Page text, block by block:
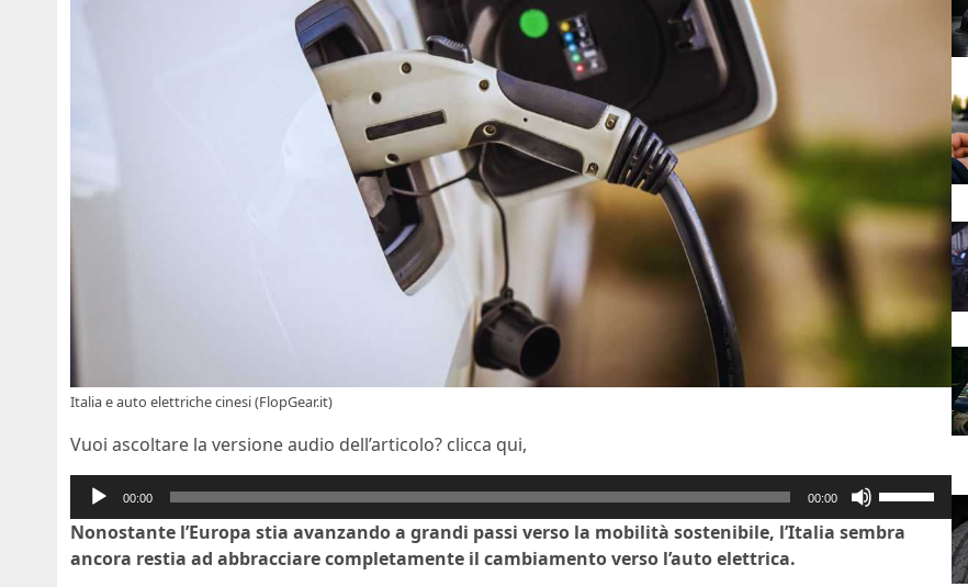
Italia e auto elettriche cinesi (FlopGear.it)
Vuoi ascoltare la versione audio dell’articolo? clicca qui,
Audio
Player
00:00 00:00
tasti
Nonostante l’Europa stia avanzando a grandi passi verso la mobilità sostenibile, l’Italia sembra
ancora restia ad abbracciare completamente il cambiamento verso l’auto elettrica.